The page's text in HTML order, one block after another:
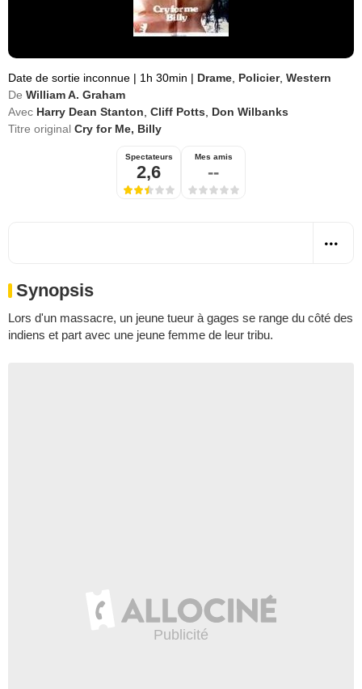
Date de sortie inconnue | 1h 30min | Drame Policier, Western
De William A. Graham
Avec Harry Dean Stanton Cliff Potts
Don Wilbanks
Titre original Cry for Me, Billy
Spectateurs
2,6
Mes amis
--
Synopsis
Lors d'un massacre, un jeune tueur à gages se range du côté des
indiens et part avec une jeune femme de leur tribu.